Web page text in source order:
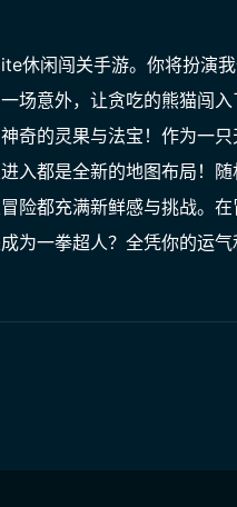
休闲闯关手游。你将扮演
场意外，让贪吃的熊猫​闯
奇的灵果与法宝！作为一
都是全新的地图布局！
险都充满新鲜感与挑战。
为一拳超人？全凭你的运